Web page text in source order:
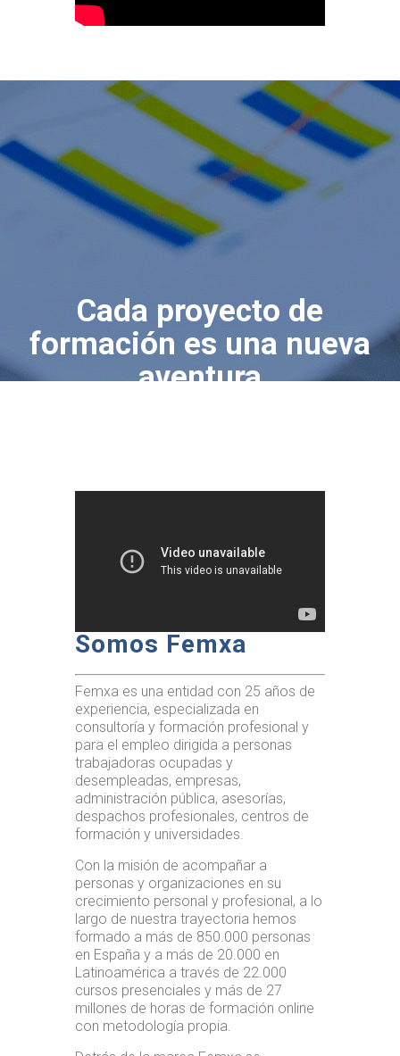
Cada proyecto de
formación es una nueva
aventura
Somos Femxa
Femxa es una entidad con 25 años de
experiencia, especializada en
consultoría y formación profesional y
para el empleo dirigida a personas
trabajadoras ocupadas y
desempleadas, empresas,
administración pública, asesorías,
despachos profesionales, centros de
formación y universidades.
Con la misión de acompañar a
personas y organizaciones en su
crecimiento personal y profesional, a lo
largo de nuestra trayectoria hemos
formado a más de 850.000 personas
en España y a más de 20.000 en
Latinoamérica a través de 22.000
cursos presenciales y más de 27
millones de horas de formación online
con metodología propia.